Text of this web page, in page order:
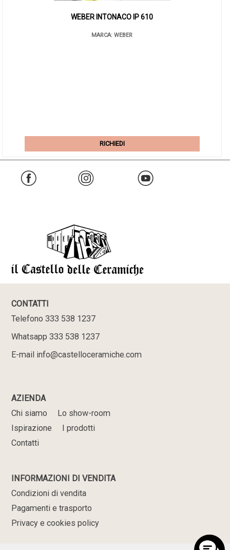
WEBER INTONACO IP 610
MARCA: WEBER
RICHIEDI
CONTATTI
Telefono 333 538 1237
Whatsapp 333 538 1237
E-mail info@castelloceramiche.com
AZIENDA
Chi siamo
Lo show-room
Ispirazione
I prodotti
Contatti
INFORMAZIONI DI VENDITA
Condizioni di vendita
Pagamenti e trasporto
Privacy e cookies policy